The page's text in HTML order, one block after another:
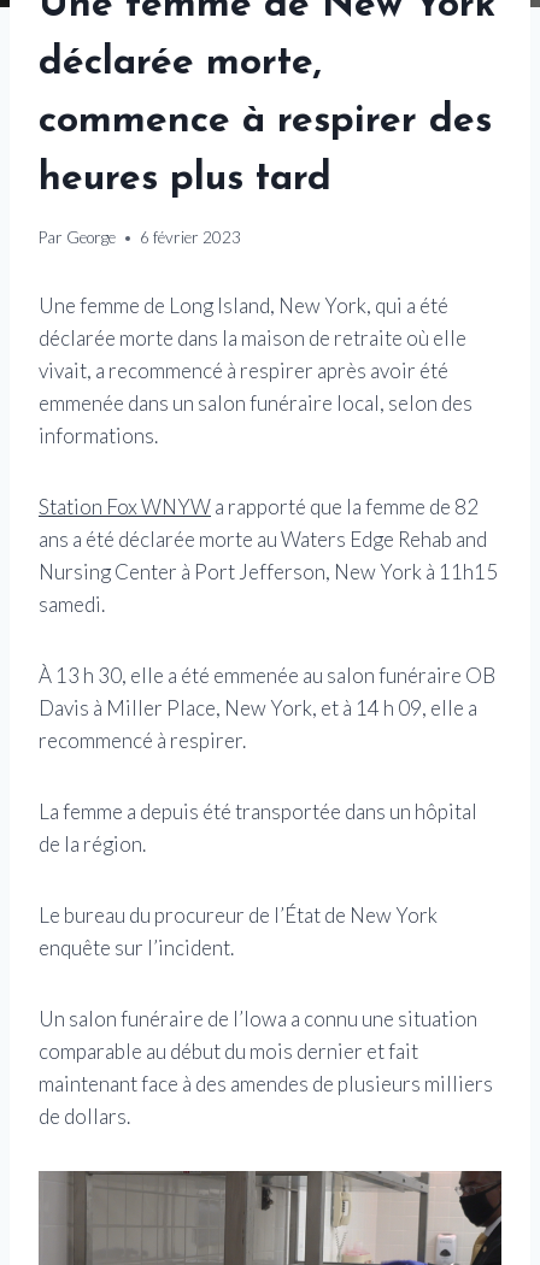
déclarée morte,
commence à respirer des
heures plus tard
Par George 6 février 2023
Une femme de Long Island, New York, qui a été
déclarée morte dans la maison de retraite où elle
vivait, a recommencé à respirer après avoir été
emmenée dans un salon funéraire local, selon des
informations.
Station Fox WNYWa rapporté que la femme de 82
ans a été déclarée morte au Waters Edge Rehab and
Nursing Center à Port Jefferson, New York à 11h15
samedi.
À 13 h 30, elle a été emmenée au salon funéraire OB
Davis à Miller Place, New York, et à 14 h 09, elle a
recommencé à respirer.
La femme a depuis été transportée dans un hôpital
de la région.
Le bureau du procureur de l’État de New York
enquête sur l’incident.
Un salon funéraire de l’Iowa a connu une situation
comparable au début du mois dernier et fait
maintenant face à des amendes de plusieurs milliers
de dollars.